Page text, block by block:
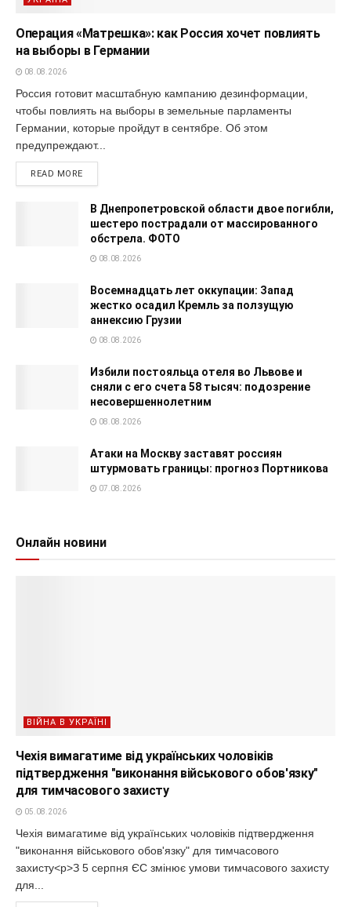
Операция «Матрешка»: как Россия хочет повлиять
на выборы в Германии
08.08.2026
Россия готовит масштабную кампанию дезинформации,
чтобы повлиять на выборы в земельные парламенты
Германии, которые пройдут в сентябре. Об этом
предупреждают...
READ MORE
В Днепропетровской области двое погибли,
шестеро пострадали от массированного
обстрела. ФОТО
08.08.2026
Восемнадцать лет оккупации: Запад
жестко осадил Кремль за ползущую
аннексию Грузии
08.08.2026
Избили постояльца отеля во Львове и
сняли с его счета 58 тысяч: подозрение
несовершеннолетним
08.08.2026
Атаки на Москву заставят россиян
штурмовать границы: прогноз Портникова
07.08.2026
Онлайн новини
ВІЙНА В УКРАЇНІ
Чехія вимагатиме від українських чоловіків
підтвердження "виконання військового обов'язку"
для тимчасового захисту
05.08.2026
Чехія вимагатиме від українських чоловіків підтвердження
"виконання військового обов'язку" для тимчасового
захисту<p>З 5 серпня ЄС змінює умови тимчасового захисту
для...